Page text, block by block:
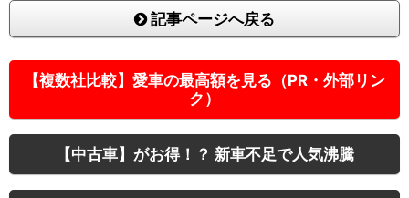
記事ページへ戻る
【複数社比較】愛車の最高額を見る（PR・外部リン
ク）
【中古車】がお得！？ 新車不足で人気沸騰